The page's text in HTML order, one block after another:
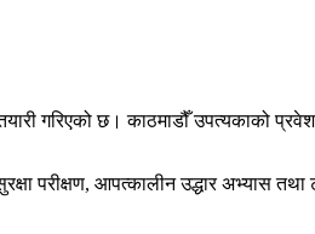
गरिएको छ। काठमाडौँ उपत्यकाको
आपत्कालीन उद्धार अभ्यास तथा